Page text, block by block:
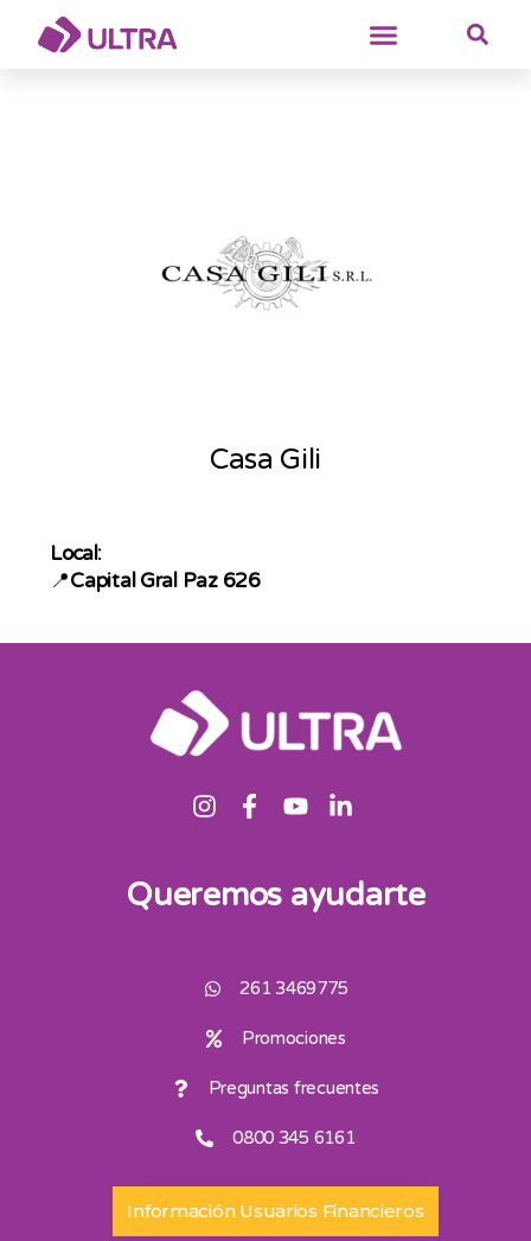
Casa Gili
Local:
📍Capital Gral Paz 626
Queremos ayudarte
261 3469775
Promociones
Preguntas frecuentes
0800 345 6161
Información Usuarios Financieros